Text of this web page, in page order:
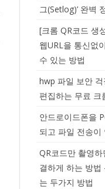
그(Setlog)’ 완벽
[크롬 QR코드 생
웹URL을 통신없
수 있는 방법
hwp 파일 보안 걱
편집하는 무료
안드로이드폰을
되고 파일 전송이
QR코드만 촬영
결하게 하는 방법
는 두가지 방법